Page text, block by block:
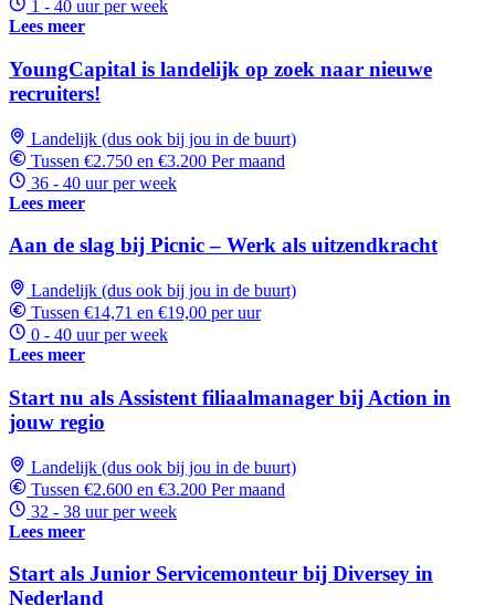
1 - 40 uur per week
Lees meer
YoungCapital is landelijk op zoek naar nieuwe
recruiters!
Landelijk (dus ook bij jou in de buurt)
Tussen €2.750 en €3.200 Per maand
36 - 40 uur per week
Lees meer
Aan de slag bij Picnic – Werk als uitzendkracht
Landelijk (dus ook bij jou in de buurt)
Tussen €14,71 en €19,00 per uur
0 - 40 uur per week
Lees meer
Start nu als Assistent filiaalmanager bij Action in
jouw regio
Landelijk (dus ook bij jou in de buurt)
Tussen €2.600 en €3.200 Per maand
32 - 38 uur per week
Lees meer
Start als Junior Servicemonteur bij Diversey in
Nederland